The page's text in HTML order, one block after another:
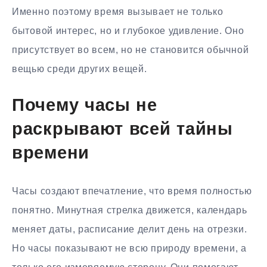
Именно поэтому время вызывает не только
бытовой интерес, но и глубокое удивление. Оно
присутствует во всем, но не становится обычной
вещью среди других вещей.
Почему часы не
раскрывают всей тайны
времени
Часы создают впечатление, что время полностью
понятно. Минутная стрелка движется, календарь
меняет даты, расписание делит день на отрезки.
Но часы показывают не всю природу времени, а